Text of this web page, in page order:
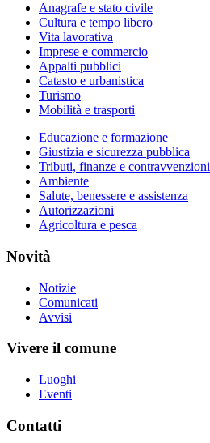
Anagrafe e stato civile
Cultura e tempo libero
Vita lavorativa
Imprese e commercio
Appalti pubblici
Catasto e urbanistica
Turismo
Mobilità e trasporti
Educazione e formazione
Giustizia e sicurezza pubblica
Tributi, finanze e contravvenzioni
Ambiente
Salute, benessere e assistenza
Autorizzazioni
Agricoltura e pesca
Novità
Notizie
Comunicati
Avvisi
Vivere il comune
Luoghi
Eventi
Contatti